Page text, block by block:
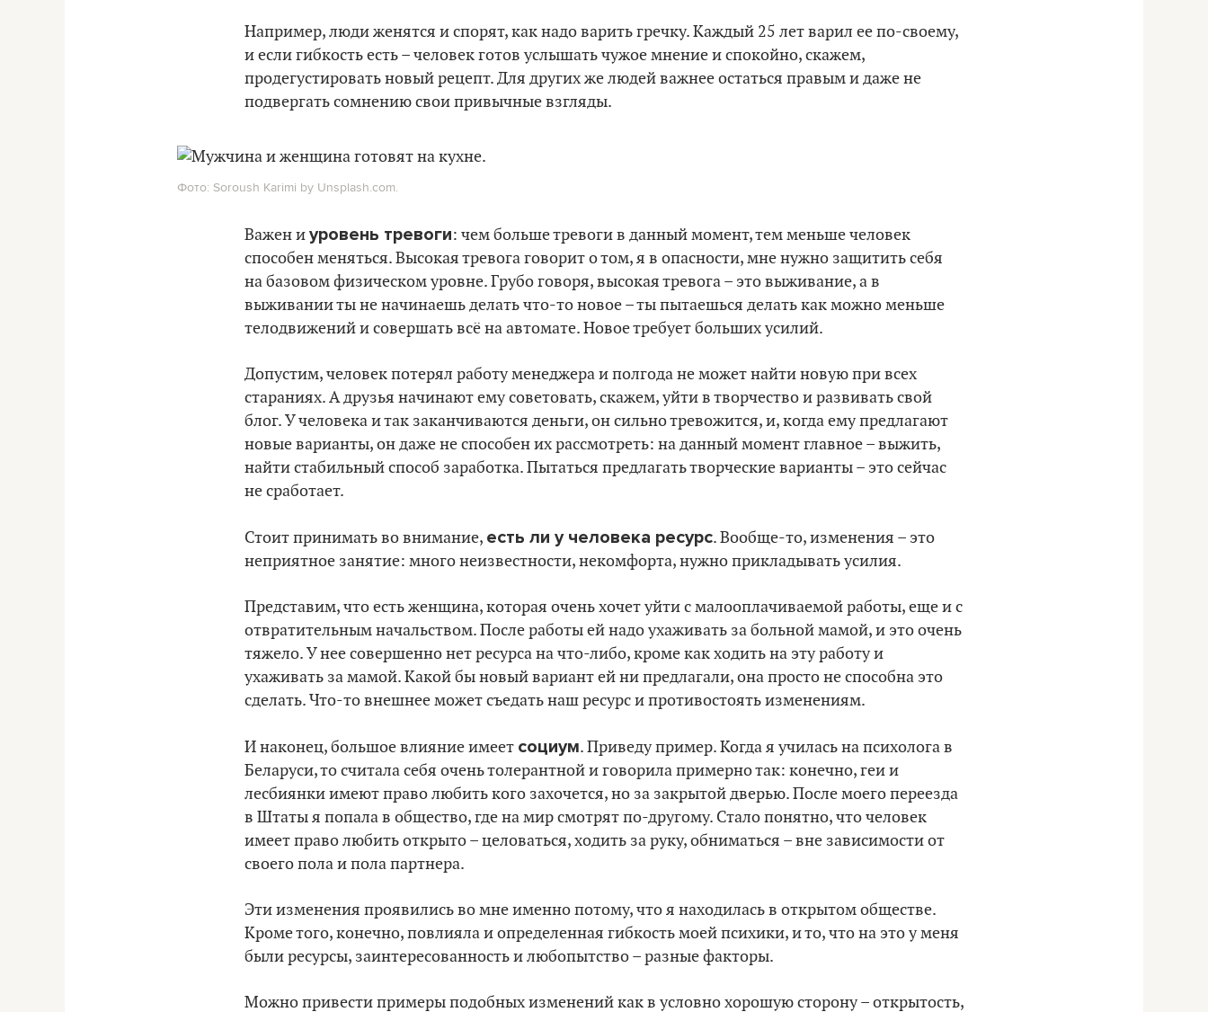
Например, люди женятся и спорят, как надо варить гречку. Каждый 25 лет варил ее по-своему,
и если гибкость есть – человек готов услышать чужое мнение и спокойно, скажем,
продегустировать новый рецепт. Для других же людей важнее остаться правым и даже не
подвергать сомнению свои привычные взгляды.
Фото: Soroush Karimi by Unsplash.com.
Важен иуровень тревоги: чем больше тревоги в данный момент, тем меньше человек
способен меняться. Высокая тревога говорит о том, я в опасности, мне нужно защитить себя
на базовом физическом уровне. Грубо говоря, высокая тревога – это выживание, а в
выживании ты не начинаешь делать что-то новое – ты пытаешься делать как можно меньше
телодвижений и совершать всё на автомате. Новое требует больших усилий.
Допустим, человек потерял работу менеджера и полгода не может найти новую при всех
стараниях. А друзья начинают ему советовать, скажем, уйти в творчество и развивать свой
блог. У человека и так заканчиваются деньги, он сильно тревожится, и, когда ему предлагают
новые варианты, он даже не способен их рассмотреть: на данный момент главное – выжить,
найти стабильный способ заработка. Пытаться предлагать творческие варианты – это сейчас
не сработает.
Стоит принимать во внимание, есть ли у человека ресурс. Вообще-то, изменения – это
неприятное занятие: много неизвестности, некомфорта, нужно прикладывать усилия.
Представим, что есть женщина, которая очень хочет уйти с малооплачиваемой работы, еще и с
отвратительным начальством. После работы ей надо ухаживать за больной мамой, и это очень
тяжело. У нее совершенно нет ресурса на что-либо, кроме как ходить на эту работу и
ухаживать за мамой. Какой бы новый вариант ей ни предлагали, она просто не способна это
сделать. Что-то внешнее может съедать наш ресурс и противостоять изменениям.
И наконец, большое влияние имеет социум. Приведу пример. Когда я училась на психолога в
Беларуси, то считала себя очень толерантной и говорила примерно так: конечно, геи и
лесбиянки имеют право любить кого захочется, но за закрытой дверью. После моего переезда
в Штаты я попала в общество, где на мир смотрят по-другому. Стало понятно, что человек
имеет право любить открыто – целоваться, ходить за руку, обниматься – вне зависимости от
своего пола и пола партнера.
Эти изменения проявились во мне именно потому, что я находилась в открытом обществе.
Кроме того, конечно, повлияла и определенная гибкость моей психики, и то, что на это у меня
были ресурсы, заинтересованность и любопытство – разные факторы.
Можно привести примеры подобных изменений как в условно хорошую сторону – открытость,